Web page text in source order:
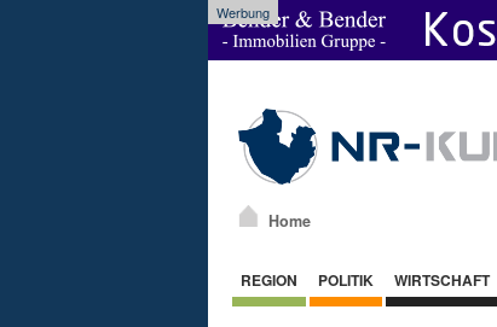
Werbung
Home
REGION POLITIK WIRTSCHAFT